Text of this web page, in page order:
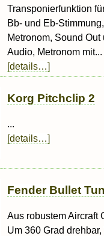
Transponierfunktion
Bb- und Eb-
Metronom, Sound
Audio, Metronom mit...
[details…]
Korg Pitchclip 2
...
[details…]
Fender Bullet
Aus robustem Aircraft
Um 360 Grad